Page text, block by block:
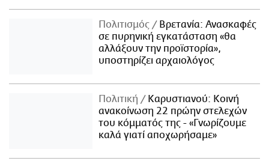
Πολιτισμός
Βρετανία: Ανασκαφές
σε πυρηνική εγκατάσταση «θα
αλλάξουν την προϊστορία»,
υποστηρίζει αρχαιολόγος
Πολιτική
Καρυστιανού: Κοινή
ανακοίνωση 22 πρώην στελεχών
του κόμματός της - «Γνωρίζουμε
καλά γιατί αποχωρήσαμε»